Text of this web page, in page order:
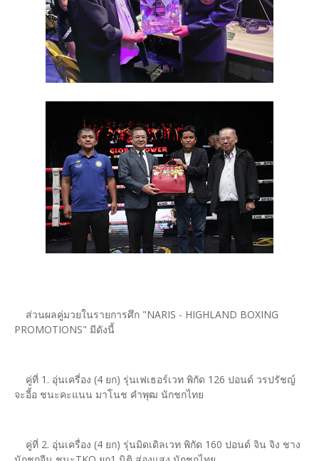
ส่วนผลคู่มวยในรายการศึก "NARIS - HIGHLAND BOXING
PROMOTIONS" มีดังนี้
คู่ที่ 1. อุ่นเครี่อง (4 ยก) รุ่นเฟเธอร์เวท พิกัด 126 ปอนด์ วรปรัชญ์
จะอี้อ ชนะคะแนน มาโนช คำพุฒ นักชกไทย
คู่ที่ 2. อุ่นเครื่อง (4 ยก) รุ่นมิดเดิลเวท พิกัด 160 ปอนด์ จิน จิง ชาง